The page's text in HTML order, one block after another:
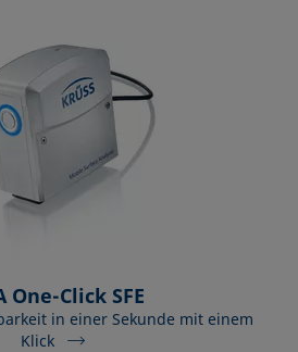
One-Click SFE
in einer Sekunde mit einem
Klick